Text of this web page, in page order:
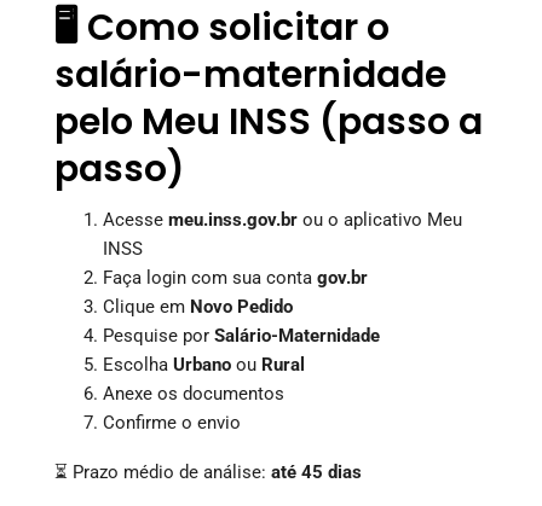
🖥️ Como solicitar o
salário-maternidade
pelo Meu INSS (passo a
passo)
Acesse meu.inss.gov.br ou o aplicativo Meu
INSS
Faça login com sua conta gov.br
Clique em Novo Pedido
Pesquise por Salário-Maternidade
Escolha Urbano ou Rural
Anexe os documentos
Confirme o envio
⏳ Prazo médio de análise: até 45 dias